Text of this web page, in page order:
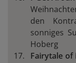
den
sonniges
Hoberg
Fairytale of